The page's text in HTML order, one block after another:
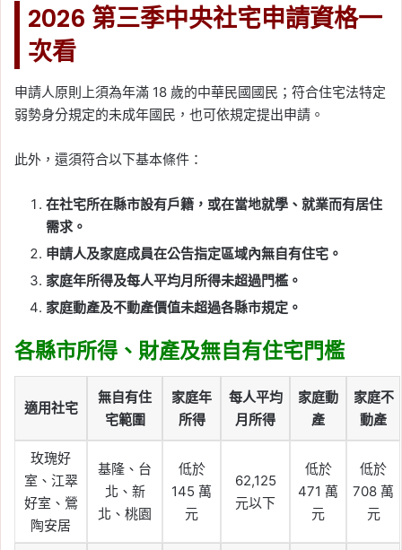
2026 第三季中央社宅申請資格一
次看
申請人原則上須為年滿 18 歲的中華民國國民；符合住宅法特定
弱勢身分規定的未成年國民，也可依規定提出申請。
此外，還須符合以下基本條件：
在社宅所在縣市設有戶籍，或在當地就學、就業而有居住
需求。
申請人及家庭成員在公告指定區域內無自有住宅。
家庭年所得及每人平均月所得未超過門檻。
家庭動產及不動產價值未超過各縣市規定。
各縣市所得、財產及無自有住宅門檻
適用社宅
無自有住
宅範圍
家庭年
所得
每人平均
月所得
家庭動
產
家庭不
動產
玫瑰好
室、江翠
好室、鶯
陶安居
基隆、台
北、新
北、桃園
低於
145 萬
元
62,125
元以下
低於
471 萬
元
低於
708 萬
元